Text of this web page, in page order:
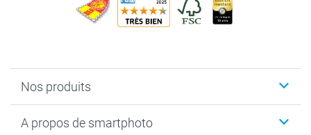
Nos produits
Cadeaux photo
A propos de smartphoto